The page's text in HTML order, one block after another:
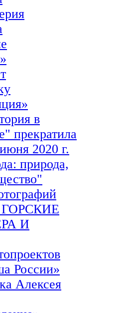
в
прекратила
2020 г.
природа,
ГОРСКИЕ
И
России»
Алексея